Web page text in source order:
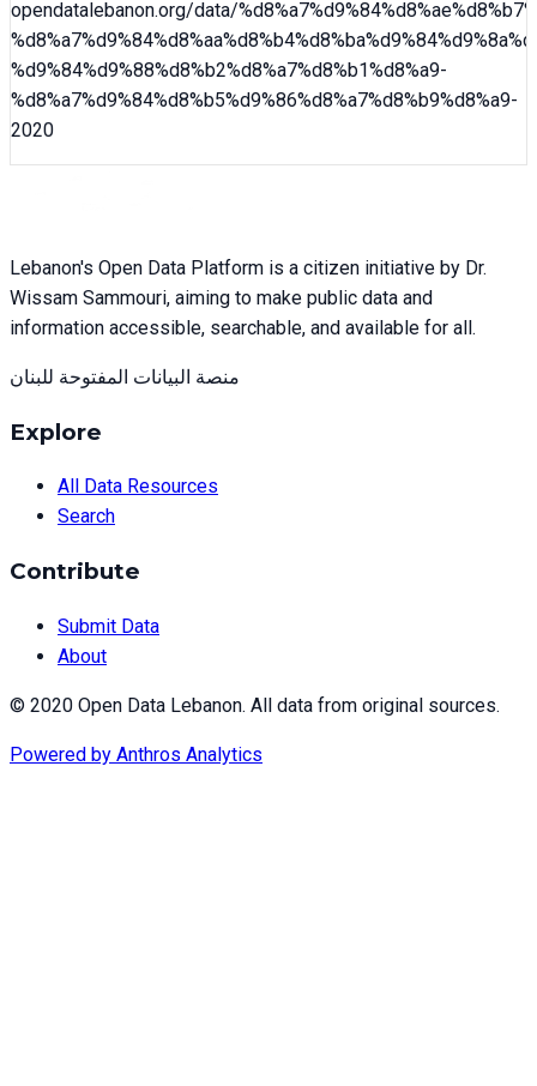
opendatalebanon.org/data/
%d9%84%d9%88%d8%b2%d8%a7%d8%b1%d8%a9-
%d8%a7%d9%84%d8%b5%d9%86%d8%a7%d8%b9%d8%a9-
2020
Lebanon's Open Data Platform is a citizen initiative by Dr.
Wissam Sammouri, aiming to make public data and
information accessible, searchable, and available for all.
منصة البيانات المفتوحة للبنان
Explore
All Data Resources
Search
Contribute
Submit Data
About
© 2020 Open Data Lebanon. All data from original sources.
Powered by Anthros Analytics